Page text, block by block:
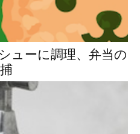
ューに調理、弁当の